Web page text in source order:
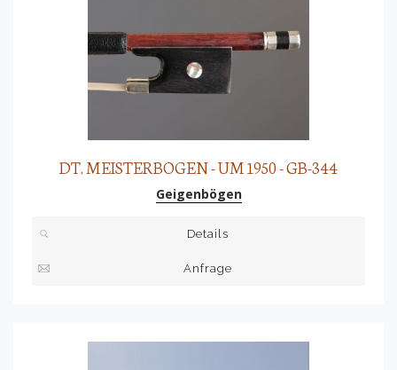
DT. MEISTERBOGEN - UM 1950 - GB-344
Geigenbögen
Details
Anfrage